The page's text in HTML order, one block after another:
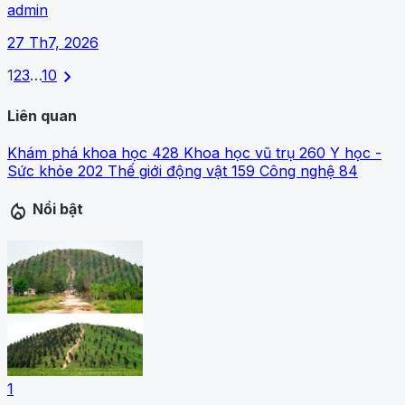
admin
27 Th7, 2026
123…10 chevron_right
Liên quan
Khám phá khoa học 428 Khoa học vũ trụ 260 Y học -
Sức khỏe 202 Thế giới động vật 159 Công nghệ 84
local_fire_department Nổi bật
1